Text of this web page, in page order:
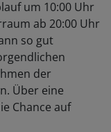
um 10:00 Uhr
ab 20:00 Uhr
so gut
der
Über eine
Chance auf